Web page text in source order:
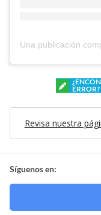
ERROR?
Revisa nuestra
Síguenos en: